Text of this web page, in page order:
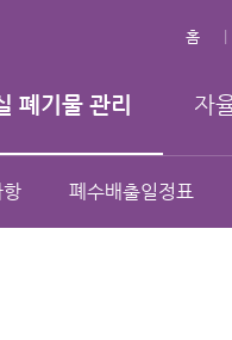
홈
폐기물 관리
폐수배출일정표
자